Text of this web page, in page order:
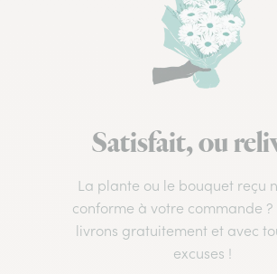
Satisfait, ou
La plante ou le bouquet reçu
conforme à votre commande ?
livrons gratuitement et avec
excuses !